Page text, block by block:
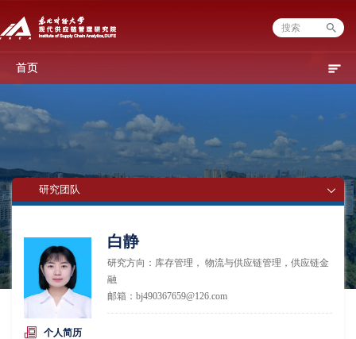
首页
研究团队
白静
研究方向：库存管理， 物流与供应链管理，供应链金
融
邮箱：bj490367659@126.com
个人简历